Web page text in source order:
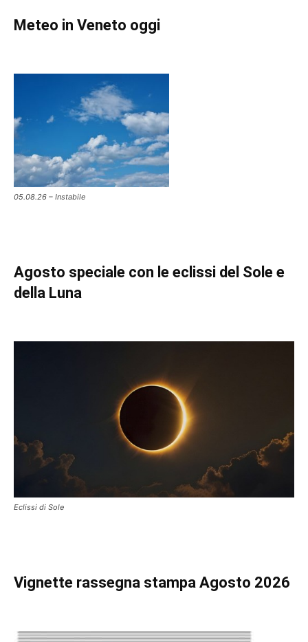
Meteo in Veneto oggi
05.08.26 – Instabile
Agosto speciale con le eclissi del Sole e
della Luna
Eclissi di Sole
Vignette rassegna stampa Agosto 2026